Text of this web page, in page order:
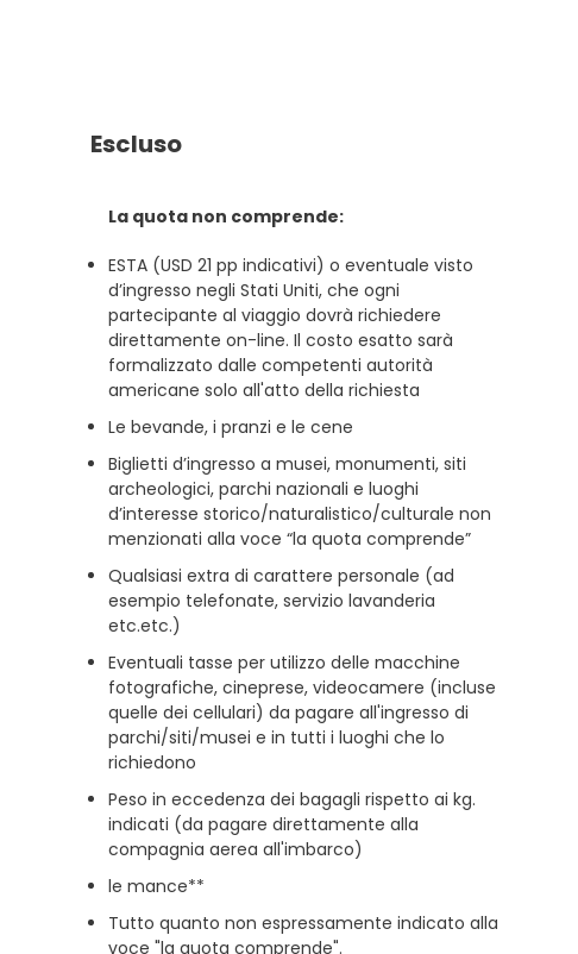
Escluso
La quota non comprende:
ESTA (USD 21 pp indicativi) o eventuale visto
d’ingresso negli Stati Uniti, che ogni
partecipante al viaggio dovrà richiedere
direttamente on-line. Il costo esatto sarà
formalizzato dalle competenti autorità
americane solo all'atto della richiesta
Le bevande, i pranzi e le cene
Biglietti d’ingresso a musei, monumenti, siti
archeologici, parchi nazionali e luoghi
d’interesse storico/naturalistico/culturale non
menzionati alla voce “la quota comprende”
Qualsiasi extra di carattere personale (ad
esempio telefonate, servizio lavanderia
etc.etc.)
Eventuali tasse per utilizzo delle macchine
fotografiche, cineprese, videocamere (incluse
quelle dei cellulari) da pagare all'ingresso di
parchi/siti/musei e in tutti i luoghi che lo
richiedono
Peso in eccedenza dei bagagli rispetto ai kg.
indicati (da pagare direttamente alla
compagnia aerea all'imbarco)
le mance**
Tutto quanto non espressamente indicato alla
voce "la quota comprende".